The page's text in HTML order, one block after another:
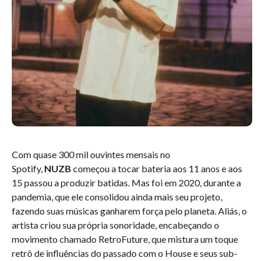
Com quase 300 mil ouvintes mensais no
Spotify, NUZB começou a tocar bateria aos 11 anos e aos
15 passou a produzir batidas. Mas foi em 2020, durante a
pandemia, que ele consolidou ainda mais seu projeto,
fazendo suas músicas ganharem força pelo planeta. Aliás, o
artista criou sua própria sonoridade, encabeçando o
movimento chamado RetroFuture, que mistura um toque
retrô de influências do passado com o House e seus sub-